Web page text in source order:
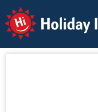
Holiday Info